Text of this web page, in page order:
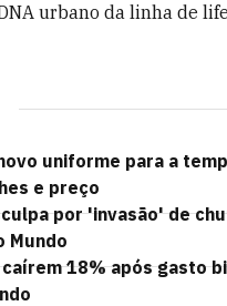
urbano da linha de
uniforme para a
e preço
por 'invasão' de
Mundo
18% após gasto